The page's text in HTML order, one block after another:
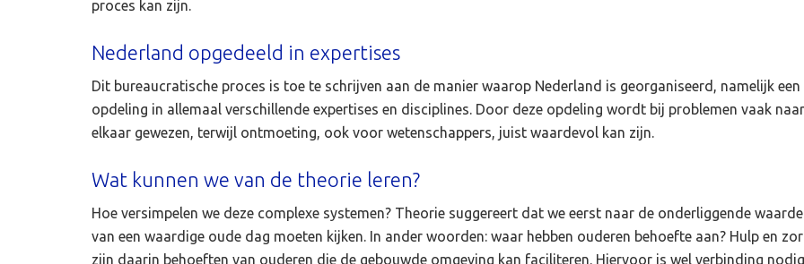
proces kan zijn.
Nederland opgedeeld in expertises
Dit bureaucratische proces is toe te schrijven aan de manier waarop Nederland is georganiseerd, namelijk een
opdeling in allemaal verschillende expertises en disciplines. Door deze opdeling wordt bij problemen vaak naar
elkaar gewezen, terwijl ontmoeting, ook voor wetenschappers, juist waardevol kan zijn.
Wat kunnen we van de theorie leren?
Hoe versimpelen we deze complexe systemen? Theorie suggereert dat we eerst naar de onderliggende waarde
van een waardige oude dag moeten kijken. In ander woorden: waar hebben ouderen behoefte aan? Hulp en
zijn daarin behoeften van ouderen die de gebouwde omgeving kan faciliteren. Hiervoor is wel verbinding nodig